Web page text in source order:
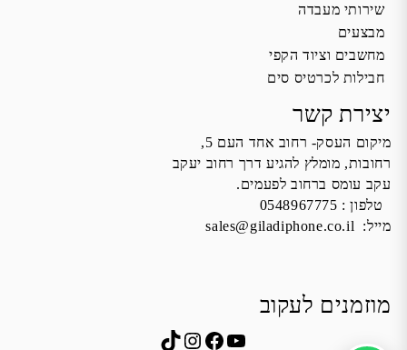
שירותי מעבדה
מבצעים
מחשבים וציוד הקפי
חבילות לכרטיס סים
יצירת קשר
מיקום העסק- רחוב אחד העם 5,
רחובות, מומלץ להגיע דרך רחוב יעקב
עקב עומס ברחוב לפעמים.
טלפון : 0548967775
מייל: sales@giladiphone.co.il
מוזמנים לעקוב
YouTube
Facebook
Instagram
TikTok